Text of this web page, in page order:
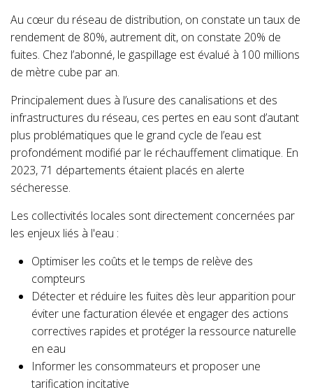
Au cœur du réseau de distribution, on constate un taux de
rendement de 80%, autrement dit, on constate 20% de
fuites. Chez l’abonné, le gaspillage est évalué à 100 millions
de mètre cube par an.
Principalement dues à l’usure des canalisations et des
infrastructures du réseau, ces pertes en eau sont d’autant
plus problématiques que le grand cycle de l’eau est
profondément modifié par le réchauffement climatique. En
2023, 71 départements étaient placés en alerte
sécheresse.
Les collectivités locales sont directement concernées par
les enjeux liés à l'eau :
Optimiser les coûts et le temps de relève des
compteurs
Détecter et réduire les fuites dès leur apparition pour
éviter une facturation élevée et engager des actions
correctives rapides et protéger la ressource naturelle
en eau
Informer les consommateurs et proposer une
tarification incitative